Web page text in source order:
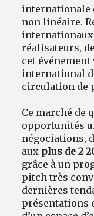
internationale
non linéaire.
réalisateurs,
cet
international
circulation de
Ce marché de
opportunités
négociations,
aux plus de 2
grâce à un
pitch très
dernières
présentations